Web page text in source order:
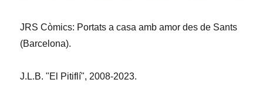
JRS Còmics: Portats a casa amb amor des de Sants
(Barcelona).
J.L.B. "El Pitiflí", 2008-2023.